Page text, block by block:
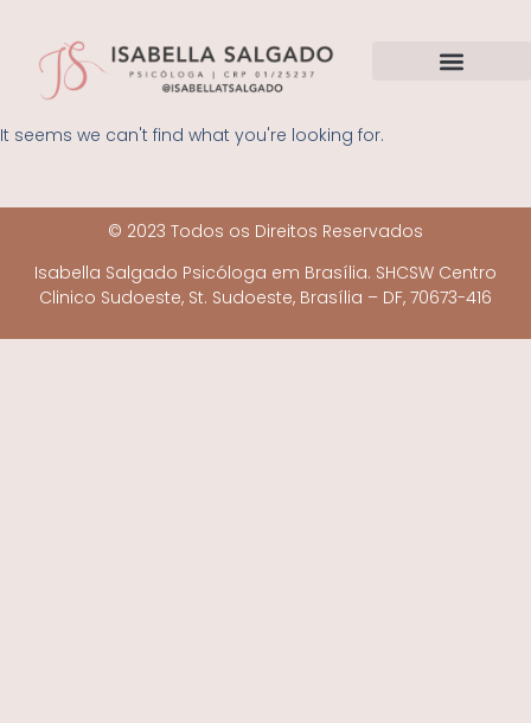
It seems we can't find what you're looking for.
© 2023 Todos os Direitos Reservados
Isabella Salgado Psicóloga em Brasília. SHCSW Centro
Clinico Sudoeste, St. Sudoeste, Brasília – DF, 70673-416